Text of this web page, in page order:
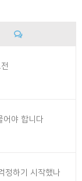
어야 합니다
정하기 시작했나